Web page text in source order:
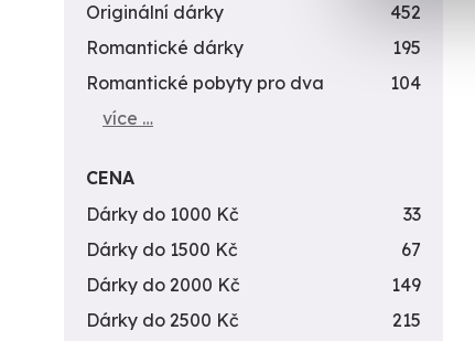
Originální dárky
452
Romantické dárky
195
Romantické pobyty pro dva
104
více …
CENA
Dárky do 1000 Kč
33
Dárky do 1500 Kč
67
Dárky do 2000 Kč
149
Dárky do 2500 Kč
215